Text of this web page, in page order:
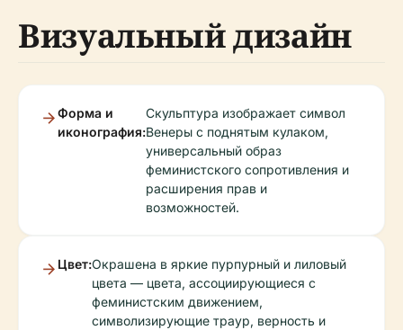
Визуальный дизайн
Форма и
иконография:
Скульптура изображает символ
Венеры с поднятым кулаком,
универсальный образ
феминистского сопротивления и
расширения прав и
возможностей.
Цвет:Окрашена в яркие пурпурный и лиловый
цвета — цвета, ассоциирующиеся с
феминистским движением,
символизирующие траур, верность и